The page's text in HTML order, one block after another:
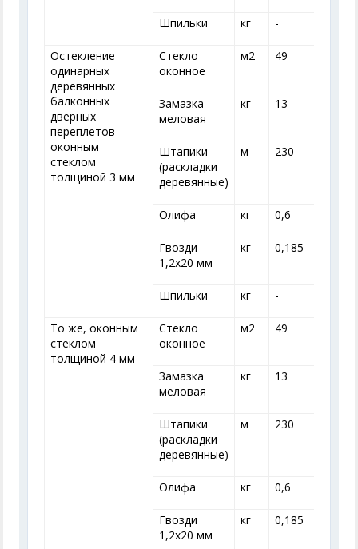
Шпильки кг -
Остекление
одинарных
деревянных
балконных
дверных
переплетов
оконным
стеклом
толщиной 3 мм
Стекло
оконное
м2 49
Замазка
меловая
кг 13
Штапики
(раскладки
деревянные)
м 230
Олифа кг 0,6
Гвозди
1,2x20 мм
кг 0,185
Шпильки кг -
То же, оконным
стеклом
толщиной 4 мм
Стекло
оконное
м2 49
Замазка
меловая
кг 13
Штапики
(раскладки
деревянные)
м 230
Олифа кг 0,6
Гвозди
1,2x20 мм
кг 0,185